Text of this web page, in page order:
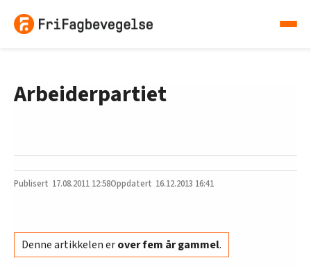
Arbeiderpartiet
17.08.2011 12:58 16.12.2013 16:41
Denne artikkelen erover fem år gammel.